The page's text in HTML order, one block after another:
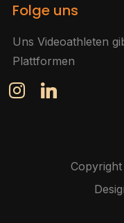
Folge uns
Uns Videoathleten
Plattformen
instagramlinkedin